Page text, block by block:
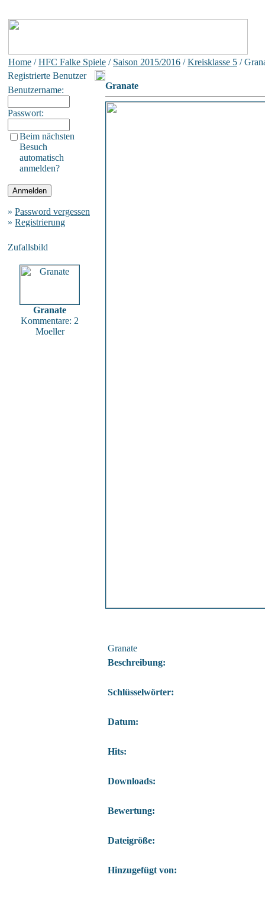
Home /HFC Falke Spiele / Saison 2015/2016 /Kreisklasse 5 /
Registrierte Benutzer
Benutzername:
Passwort:
Beim nächsten
Besuch
automatisch
anmelden?
» Password vergessen
» Registrierung
Zufallsbild
Granate
Kommentare: 2
Moeller
Granate
Granate
Beschreibung:
Schlüsselwörter:
Datum:
Hits:
Downloads:
Bewertung:
Dateigröße:
Hinzugefügt von: